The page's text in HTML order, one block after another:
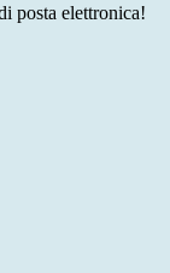
posta elettronica!